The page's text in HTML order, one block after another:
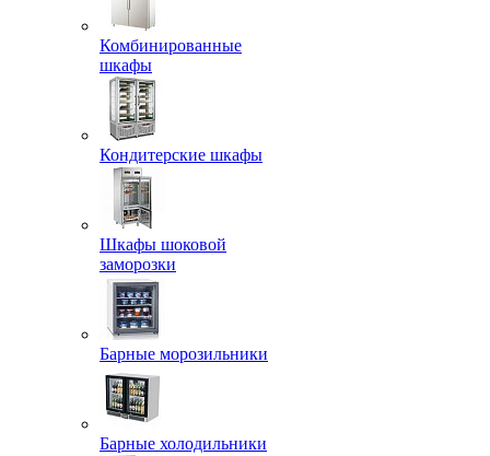
Комбинированные
шкафы
Кондитерские шкафы
Шкафы шоковой
заморозки
Барные морозильники
Барные холодильники